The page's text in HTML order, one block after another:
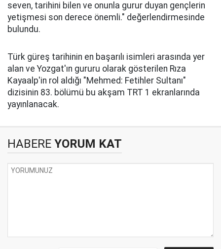
seven, tarihini bilen ve onunla gurur duyan gençlerin
yetişmesi son derece önemli." değerlendirmesinde
bulundu.
Türk güreş tarihinin en başarılı isimleri arasında yer
alan ve Yozgat'ın gururu olarak gösterilen Rıza
Kayaalp'in rol aldığı "Mehmed: Fetihler Sultanı"
dizisinin 83. bölümü bu akşam TRT 1 ekranlarında
yayınlanacak.
HABERE YORUM KAT